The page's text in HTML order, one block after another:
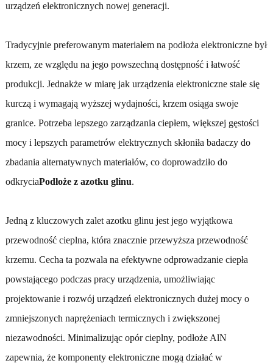
urządzeń elektronicznych nowej generacji.
Tradycyjnie preferowanym materiałem na podłoża elektroniczne był
krzem, ze względu na jego powszechną dostępność i łatwość
produkcji. Jednakże w miarę jak urządzenia elektroniczne stale się
kurczą i wymagają wyższej wydajności, krzem osiąga swoje
granice. Potrzeba lepszego zarządzania ciepłem, większej gęstości
mocy i lepszych parametrów elektrycznych skłoniła badaczy do
zbadania alternatywnych materiałów, co doprowadziło do
odkryciaPodłoże z azotku glinu.
Jedną z kluczowych zalet azotku glinu jest jego wyjątkowa
przewodność cieplna, która znacznie przewyższa przewodność
krzemu. Cecha ta pozwala na efektywne odprowadzanie ciepła
powstającego podczas pracy urządzenia, umożliwiając
projektowanie i rozwój urządzeń elektronicznych dużej mocy o
zmniejszonych naprężeniach termicznych i zwiększonej
niezawodności. Minimalizując opór cieplny, podłoże AlN
zapewnia, że ​​komponenty elektroniczne mogą działać w